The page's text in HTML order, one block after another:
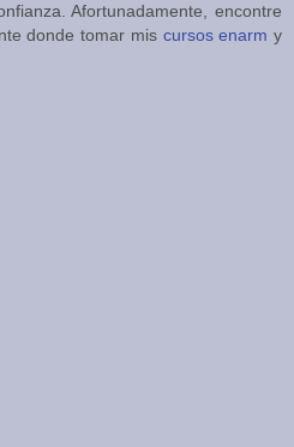
Afortunadamente, encontre
donde tomar mis cursos enarm y